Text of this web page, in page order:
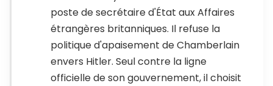
poste de secrétaire d'État aux Affaires
étrangères britanniques. Il refuse la
politique d'apaisement de Chamberlain
envers Hitler. Seul contre la ligne
officielle de son gouvernement, il choisit